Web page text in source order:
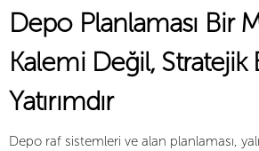
Depo Planlaması Bir
Kalemi Değil, Stratejik
Yatırımdır
Depo raf sistemleri ve alan planlaması,